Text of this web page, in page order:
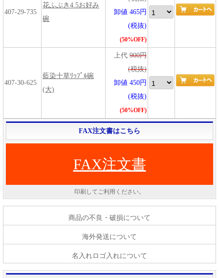
407-29-735
花ふぶき4.5お好み
碗
卸値 465円
(税抜)
(50%OFF)
407-30-625
藍染十草ﾘｯﾌﾟﾙ碗
(大)
上代 900円
(税抜)
卸値 450円
(税抜)
(50%OFF)
FAX注文書はこちら
FAX注文書
印刷してご利用ください。
商品の不良・破損について
海外発送について
名入れロゴ入れについて